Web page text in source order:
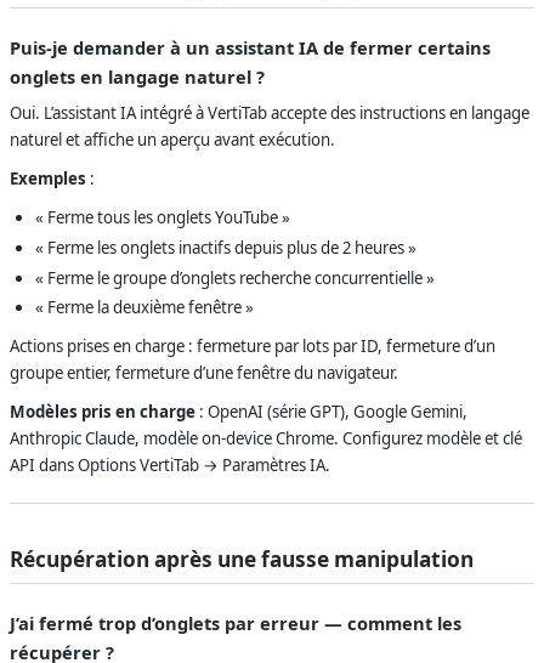
Puis-je demander à un assistant IA de fermer certains
onglets en langage naturel ?
Oui. L’assistant IA intégré à VertiTab accepte des instructions en langage
naturel et affiche un aperçu avant exécution.
Exemples :
« Ferme tous les onglets YouTube »
« Ferme les onglets inactifs depuis plus de 2 heures »
« Ferme le groupe d’onglets recherche concurrentielle »
« Ferme la deuxième fenêtre »
Actions prises en charge : fermeture par lots par ID, fermeture d’un
groupe entier, fermeture d’une fenêtre du navigateur.
Modèles pris en charge : OpenAI (série GPT), Google Gemini,
Anthropic Claude, modèle on-device Chrome. Configurez modèle et clé
API dans Options VertiTab → Paramètres IA.
Récupération après une fausse manipulation
J’ai fermé trop d’onglets par erreur — comment les
récupérer ?